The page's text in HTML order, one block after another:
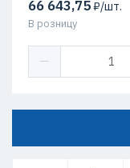
66 643,75₽/шт.
В розницу